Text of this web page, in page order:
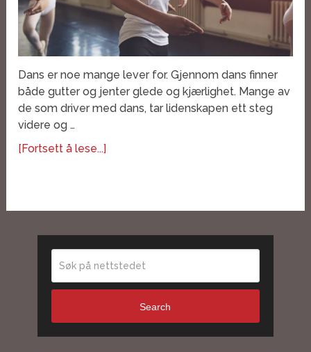
Dans er noe mange lever for. Gjennom dans finner
både gutter og jenter glede og kjærlighet. Mange av
de som driver med dans, tar lidenskapen ett steg
videre og …
[Fortsett å lese...]
Search